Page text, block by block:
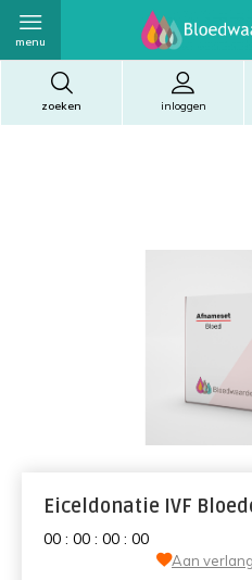
zoeken inloggen
menu
Eiceldonatie IVF
00 : 00 : 00 : 00
Aan